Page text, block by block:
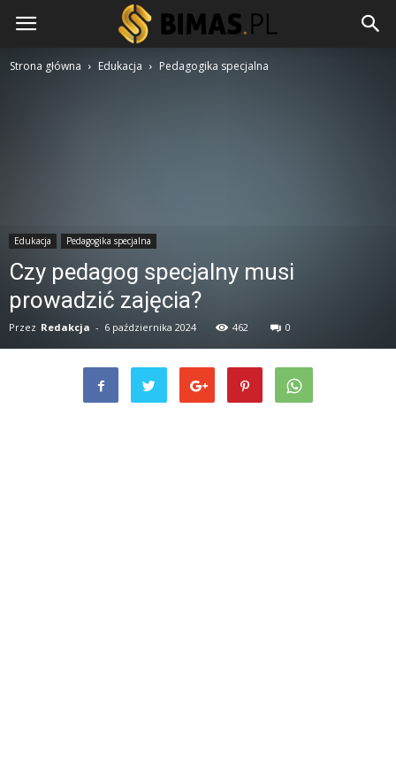
Strona główna Edukacja Pedagogika specjalna
Edukacja Pedagogika specjalna
Czy pedagog specjalny musi
prowadzić zajęcia?
Przez Redakcja - 6 października 2024 462 0